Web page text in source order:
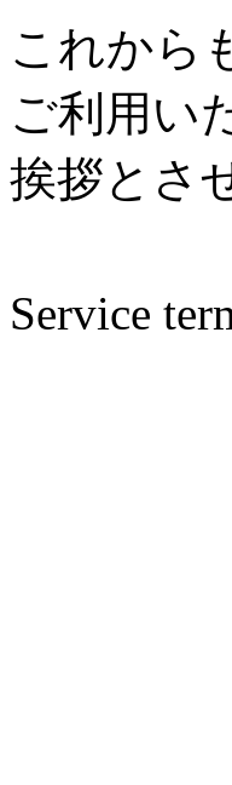
これから
ご利用い
挨拶とさ
Service